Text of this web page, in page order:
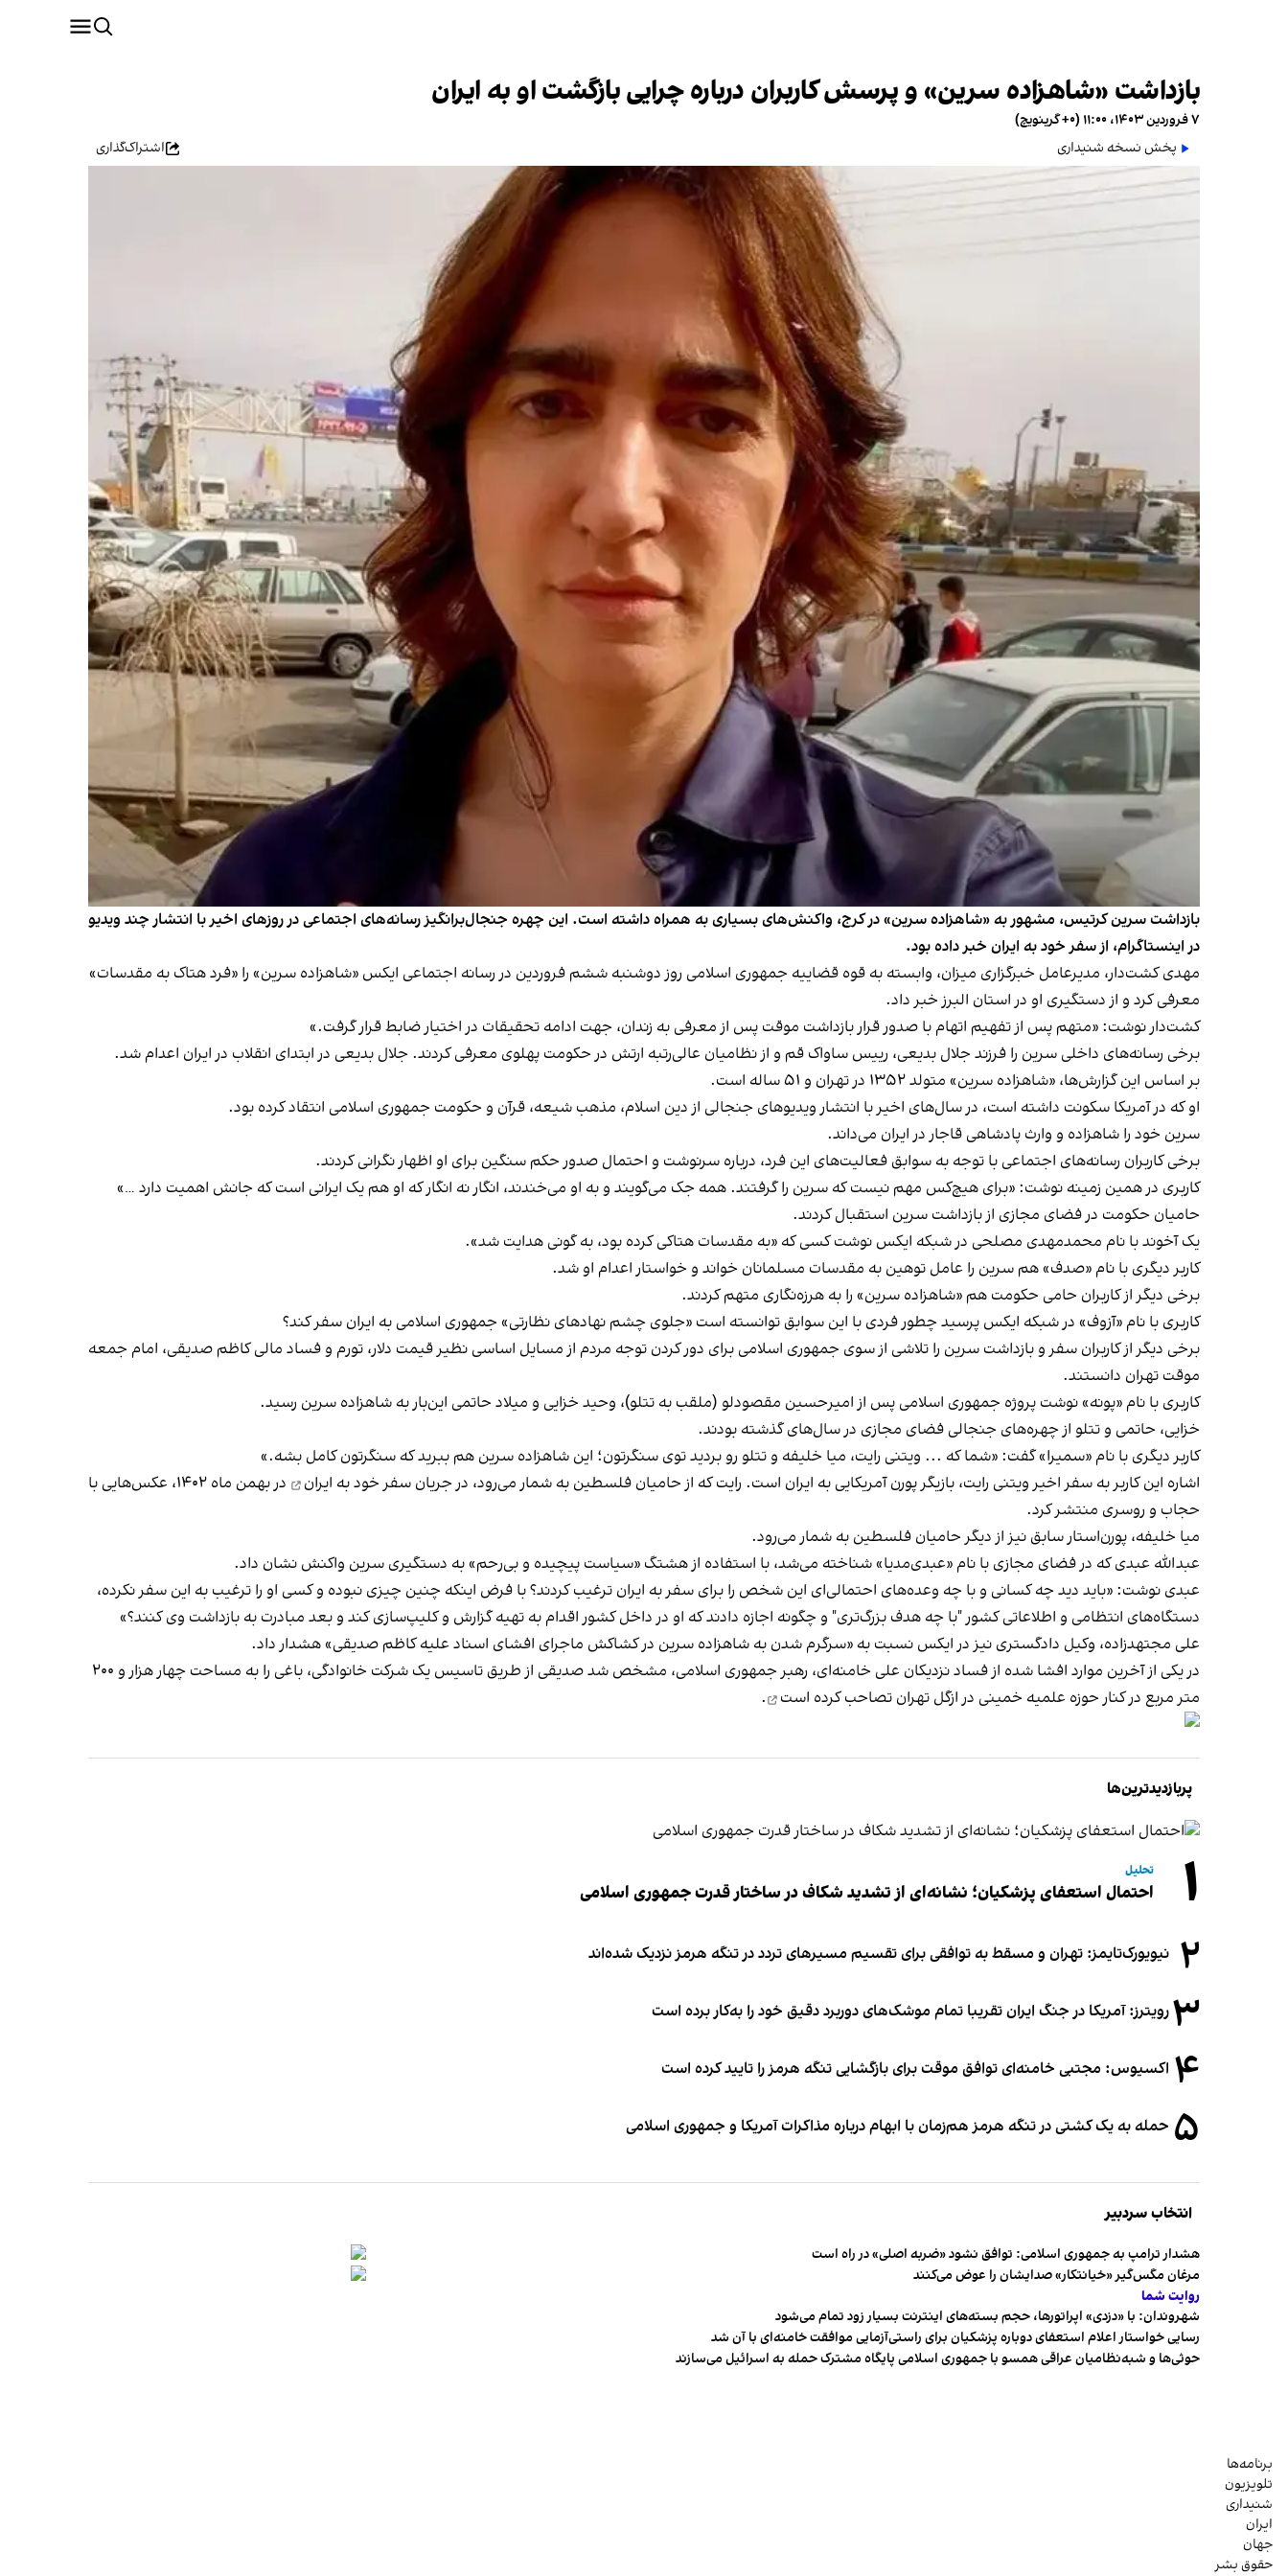
بازداشت «شاهزاده سرین» و پرسش کاربران درباره چرایی بازگشت او به ایران
۷ فروردین ۱۴۰۳، ۱۱:۰۰ (‎+۰ گرینویچ)
پخش نسخه شنیداری
اشتراک‌گذاری
بازداشت سرین کرتیس، مشهور به «شاهزاده سرین» در کرج، واکنش‌های بسیاری به همراه داشته است. این چهره جنجال‌برانگیز رسانه‌های اجتماعی در روزهای اخیر با انتشار چند ویدیو
در اینستاگرام، از سفر خود به ایران خبر داده بود.
مهدی کشت‌دار، مدیرعامل خبرگزاری میزان، وابسته به قوه قضاییه جمهوری اسلامی روز دوشنبه ششم فروردین در رسانه اجتماعی ایکس «شاهزاده سرین» را «فرد هتاک به مقدسات»
معرفی کرد و از دستگیری او در استان البرز خبر داد.
کشت‌دار نوشت: «متهم پس از تفهیم اتهام با صدور قرار بازداشت موقت پس از معرفی به زندان، جهت ادامه تحقیقات در اختیار ضابط قرار گرفت.»
برخی رسانه‌های داخلی سرین را فرزند جلال بدیعی، رییس ساواک قم و از نظامیان عالی‌رتبه ارتش در حکومت پهلوی معرفی کردند. جلال بدیعی در ابتدای انقلاب در ایران اعدام شد.
بر اساس این گزارش‌ها، «شاهزاده سرین» متولد ۱۳۵۲ در تهران و ۵۱ ساله است.
او که در آمریکا سکونت داشته است، در سال‌های اخیر با انتشار ویدیوهای جنجالی از دین اسلام، مذهب شیعه، قرآن و حکومت جمهوری اسلامی انتقاد کرده بود.
سرین خود را شاهزاده و وارث پادشاهی قاجار در ایران می‌داند.
برخی کاربران رسانه‌های اجتماعی با توجه به سوابق فعالیت‌های این فرد، درباره سرنوشت و احتمال صدور حکم سنگین برای او اظهار نگرانی کردند.
کاربری در همین زمینه نوشت: «برای هیچ‌کس مهم نیست که سرین را گرفتند. همه جک می‌گویند و به او می‌خندند، انگار نه انگار که او هم یک ایرانی است که جانش اهمیت دارد …»
حامیان حکومت در فضای مجازی از بازداشت سرین استقبال کردند.
یک آخوند با نام محمدمهدی مصلحی در شبکه ایکس نوشتکسی که «به مقدسات هتاکی کرده بود، به گونی هدایت شد».
کاربر دیگری با نام «صدف» هم سرین را عامل توهین به مقدسات مسلمانان خواند و خواستار اعدام او شد.
برخی دیگر از کاربران حامی حکومت هم «شاهزاده سرین» را به هرزه‌نگاری متهم کردند.
کاربری با نام «آزوف» در شبکه ایکس پرسیدچطور فردی با این سوابق توانسته است «جلوی چشم نهادهای نظارتی» جمهوری اسلامی به ایران سفر کند؟
برخی دیگر از کاربران سفر و بازداشت سرین را تلاشی از سوی جمهوری اسلامی برای دور کردن توجه مردم از مسایل اساسی نظیر قیمت دلار، تورم و فساد مالی کاظم صدیقی، امام جمعه
موقت تهران دانستند.
کاربری با نام «پونه»نوشت پروژه جمهوری اسلامی پس از امیرحسین مقصودلو (ملقب به تتلو)، وحید خزایی و میلاد حاتمی این‌بار به شاهزاده سرین رسید.
خزایی، حاتمی و تتلو از چهره‌های جنجالی فضای مجازی در سال‌های گذشته بودند.
کاربر دیگری با نام «سمیرا»گفت: «شما که ... ویتنی رایت، میا خلیفه و تتلو رو بردید توی سنگرتون؛ این شاهزاده سرین هم ببرید که سنگرتون کامل بشه.»
اشاره این کاربر به سفر اخیر ویتنی رایت، بازیگر پورن آمریکایی به ایران است. رایت که از حامیان فلسطین به شمار می‌رود، در جریان سفر خود به ایران
در بهمن‌ ماه ۱۴۰۲، عکس‌هایی با
حجاب و روسری منتشر کرد.
میا خلیفه، پورن‌استار سابق نیز از دیگر حامیان فلسطین به شمار می‌رود.
عبدالله عبدی که در فضای مجازی با نام «عبدی‌مدیا» شناخته می‌شد، با استفاده از هشتگ «سیاست پیچیده و بی‌رحم» به دستگیری سرین واکنش نشان داد.
عبدی نوشت: «باید دید چه کسانی و با چه وعده‌های احتمالی‌ای این شخص را برای سفر به ایران ترغیب کردند؟ با فرض اینکه چنین چیزی نبوده و کسی او را ترغیب به این سفر نکرده،
دستگاه‌های انتظامی و اطلاعاتی کشور "با چه هدف بزرگ‌تری" و چگونه اجازه دادند که او در داخل کشور اقدام به تهیه گزارش و کلیپ‌سازی کند و بعد مبادرت به بازداشت وی کنند؟»
علی مجتهدزاده، وکیل دادگستری نیز در ایکس نسبت به «سرگرم شدن به شاهزاده سرین در کشاکش ماجرای افشای اسناد علیه کاظم صدیقی»هشدار داد.
در یکی از آخرین موارد افشا شده از فساد نزدیکان علی خامنه‌ای، رهبر جمهوری اسلامی، مشخص شد صدیقی از طریق تاسیس یک شرکت خانوادگی، باغی را به مساحت چهار هزار و ۲۰۰
متر مربع در کنار حوزه علمیه خمینی در ازگل تهران تصاحب کرده است .
پربازدیدترین‌ها
۱ تحلیل
احتمال استعفای پزشکیان؛ نشانه‌ای از تشدید شکاف در ساختار قدرت جمهوری اسلامی
۲ نیویورک‌تایمز: تهران و مسقط به توافقی برای تقسیم مسیرهای تردد در تنگه هرمز نزدیک شده‌اند
۳رویترز: آمریکا در جنگ ایران تقریبا تمام موشک‌های دوربرد دقیق خود را به‌کار برده است
۴ اکسیوس: مجتبی خامنه‌ای توافق موقت برای بازگشایی تنگه هرمز را تایید کرده است
۵ حمله به یک کشتی در تنگه هرمز هم‌زمان با ابهام درباره مذاکرات آمریکا و جمهوری اسلامی
انتخاب سردبیر
هشدار ترامپ به جمهوری اسلامی: توافق نشود «ضربه اصلی» در راه است
مرغان مگس‌گیر «خیانتکار» صدایشان را عوض می‌کنند
روایت شما
شهروندان:‌ با «دزدی» اپراتورها، حجم بسته‌های اینترنت بسیار زود تمام می‌شود
رسایی خواستار اعلام استعفای دوباره پزشکیان برای راستی‌آزمایی موافقت خامنه‌ای با آن شد
حوثی‌ها و شبه‌نظامیان عراقی همسو با جمهوری اسلامی پایگاه مشترک حمله به اسرائیل می‌سازند
برنامه‌ها
تلویزیون
شنیداری
ایران
جهان
حقوق بشر